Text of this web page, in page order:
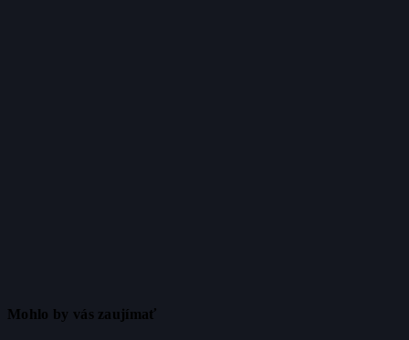
Mohlo by vás zaujímať